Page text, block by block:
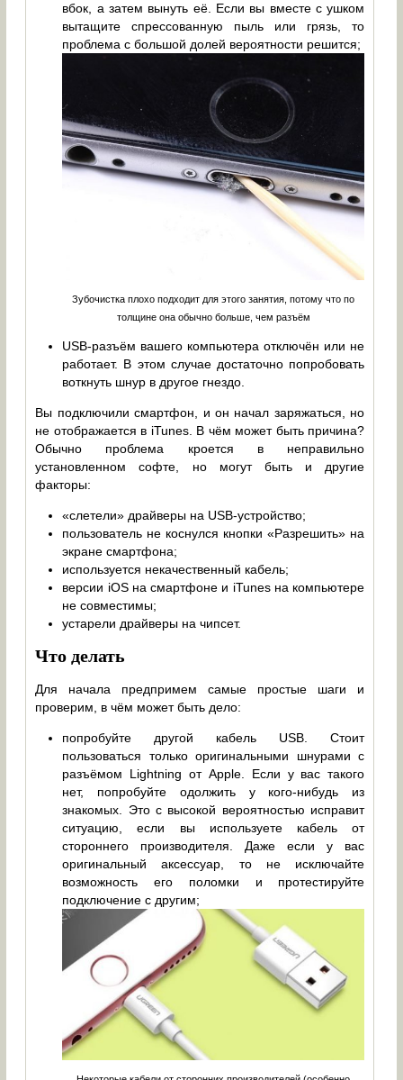
вбок, а затем вынуть её. Если вы вместе с ушком
вытащите спрессованную пыль или грязь, то
проблема с большой долей вероятности решится;
Зубочистка плохо подходит для этого занятия, потому что по
толщине она обычно больше, чем разъём
USB-разъём вашего компьютера отключён или не
работает. В этом случае достаточно попробовать
воткнуть шнур в другое гнездо.
Вы подключили смартфон, и он начал заряжаться, но
не отображается в iTunes. В чём может быть причина?
Обычно проблема кроется в неправильно
установленном софте, но могут быть и другие
факторы:
«слетели» драйверы на USB-устройство;
пользователь не коснулся кнопки «Разрешить» на
экране смартфона;
используется некачественный кабель;
версии iOS на смартфоне и iTunes на компьютере
не совместимы;
устарели драйверы на чипсет.
Что делать
Для начала предпримем самые простые шаги и
проверим, в чём может быть дело:
попробуйте другой кабель USB. Стоит
пользоваться только оригинальными шнурами с
разъёмом Lightning от Apple. Если у вас такого
нет, попробуйте одолжить у кого-нибудь из
знакомых. Это с высокой вероятностью исправит
ситуацию, если вы используете кабель от
стороннего производителя. Даже если у вас
оригинальный аксессуар, то не исключайте
возможность его поломки и протестируйте
подключение с другим;